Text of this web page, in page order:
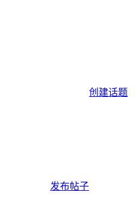
创建话题
发布帖子